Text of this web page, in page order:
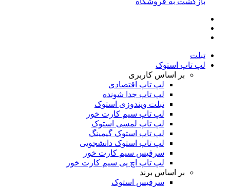
تبلت
لپ تاپ استوک
بر اساس کاربری
لپ تاپ اقتصادی
لپ تاپ جدا شونده
تبلت ویندوزی استوک
لپ تاپ سیم کارت خور
لپ تاپ لمسی استوک
لپ تاپ استوک گیمینگ
لپ تاپ استوک دانشجویی
سرفیس سیم کارت خور
لپ تاپ اچ پی سیم کارت خور
بر اساس برند
سرفیس استوک